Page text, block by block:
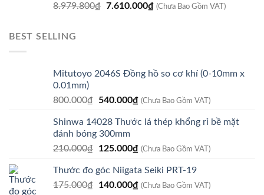
7.560.000₫.
8.979.800₫ Giá
7.610.000₫Giá
(Chưa Bao Gồm VAT)
BEST SELLING
Mitutoyo 2046S Đồng hồ so cơ khí (0-10mm x
0.01mm)
800.000₫
Giá
là:
800.000₫.
540.000₫Giá
tại
540.000₫.
(Chưa Bao Gồm VAT)
Shinwa 14028 Thước lá thép khổng rỉ bề mặt
đánh bóng 300mm
210.000₫
Giá
là:
210.000₫.
125.000₫Giá
tại
là:
(Chưa Bao Gồm VAT)
Thước đo góc Niigata Seiki PRT-19
175.000₫
Giá
140.000₫Giá
(Chưa Bao Gồm VAT)